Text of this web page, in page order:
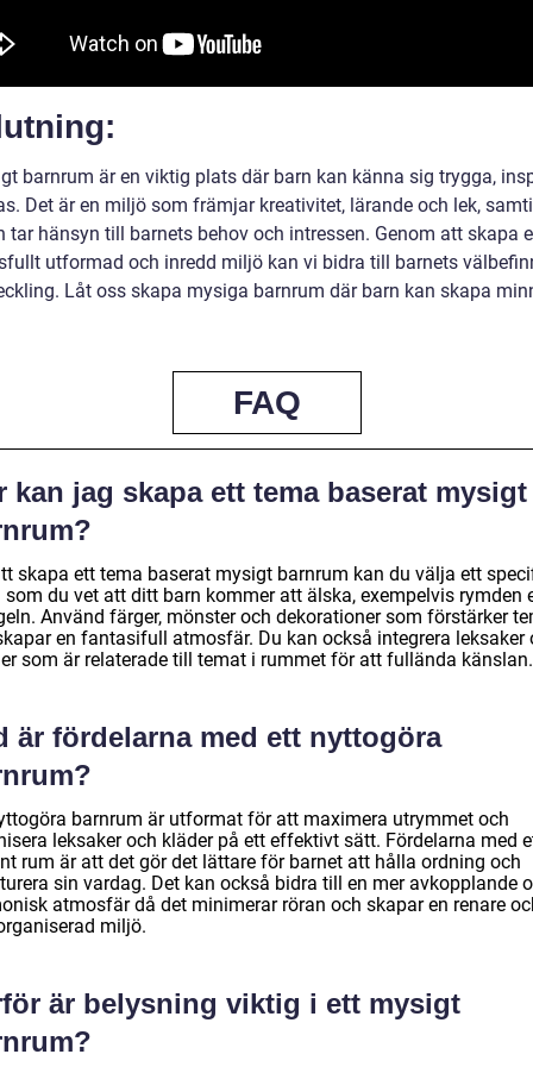
barnrum är en viktig plats där barn kan känna sig trygga,
Det är en miljö som främjar kreativitet, lärande och lek,
tar hänsyn till barnets behov och intressen. Genom att skapa
utformad och inredd miljö kan vi bidra till barnets
Låt oss skapa mysiga barnrum där barn kan skapa
FAQ
kan jag skapa ett tema baserat mysigt
skapa ett tema baserat mysigt barnrum kan du välja ett
som du vet att ditt barn kommer att älska, exempelvis rymden
Använd färger, mönster och dekorationer som förstärker
en fantasifull atmosfär. Du kan också integrera leksaker
som är relaterade till temat i rummet för att fullända känslan.
är fördelarna med ett nyttogöra
barnrum är utformat för att maximera utrymmet och
leksaker och kläder på ett effektivt sätt. Fördelarna med
rum är att det gör det lättare för barnet att hålla ordning och
sin vardag. Det kan också bidra till en mer avkopplande
atmosfär då det minimerar röran och skapar en renare
miljö.
är belysning viktig i ett mysigt